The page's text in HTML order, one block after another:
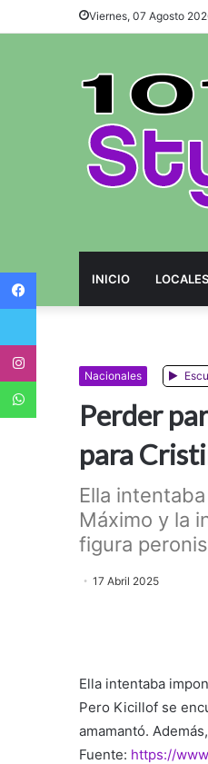
Viernes, 07 Agosto
INICIO LOCALES
Nacionales
Perder
para
Ella
Máximo y la
figura
17 Abril 2025
Ella intentaba
Pero Kicillof se
amamantó.
Fuente: https://
Twitter
WhatsApp